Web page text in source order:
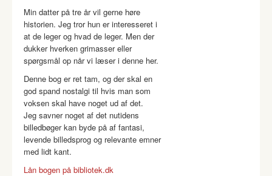
Min datter på tre år vil gerne høre
historien. Jeg tror hun er interesseret i
at de leger og hvad de leger. Men der
dukker hverken grimasser eller
spørgsmål op når vi læser i denne her.
Denne bog er ret tam, og der skal en
god spand nostalgi til hvis man som
voksen skal have noget ud af det.
Jeg savner noget af det nutidens
billedbøger kan byde på af fantasi,
levende billedsprog og relevante emner
med lidt kant.
Lån bogen på bibliotek.dk